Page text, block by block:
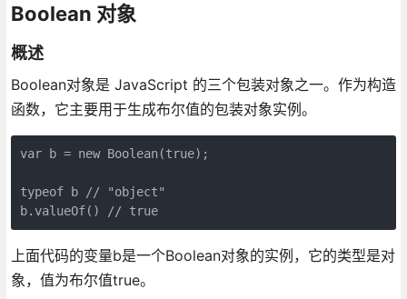
Boolean 对象
概述
Boolean对象是 JavaScript 的三个包装对象之一。作为构造
函数，它主要用于生成布尔值的包装对象实例。
var b = new Boolean(true);
typeof b // "object"
b.valueOf() // true
上面代码的变量b是一个Boolean对象的实例，它的类型是对
象，值为布尔值true。